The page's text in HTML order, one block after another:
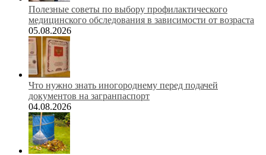
Полезные советы по выбору профилактического
медицинского обследования в зависимости от возраста
05.08.2026
Что нужно знать иногороднему перед подачей
документов на загранпаспорт
04.08.2026